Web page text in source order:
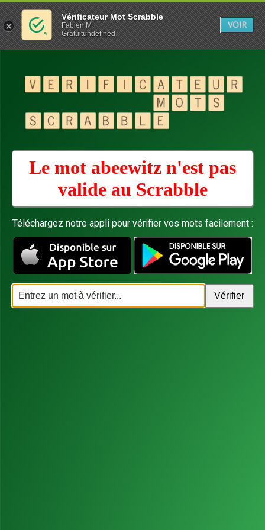
Le mot abeewitz n'est pas
valide au Scrabble
Téléchargez notre appli pour vérifier vos mots facilement :
Vérificateur Mot Scrabble
Fabien M
Gratuitundefined
VOIR